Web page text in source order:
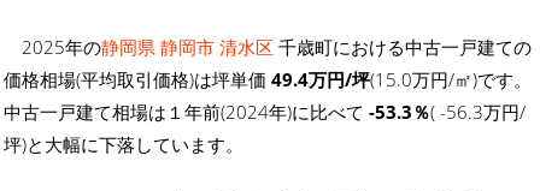
2025年の静岡県 静岡市 清水区 千歳町における中古一戸建ての
価格相場(平均取引価格)は坪単価 49.4万円/坪(15.0万円/㎡)です。
中古一戸建て相場は１年前(2024年)に比べて -53.3％( -56.3万円/
坪)と大幅に下落しています。